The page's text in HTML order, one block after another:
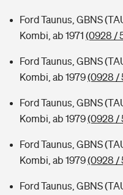
Ford Taunus, GBNS
Kombi, ab 1971 (0928 /
Ford Taunus, GBNS
Kombi, ab 1979(0928 /
Ford Taunus, GBNS
Kombi, ab 1979(0928 /
Ford Taunus, GBNS
Kombi, ab 1979(0928 /
Ford Taunus, GBNS